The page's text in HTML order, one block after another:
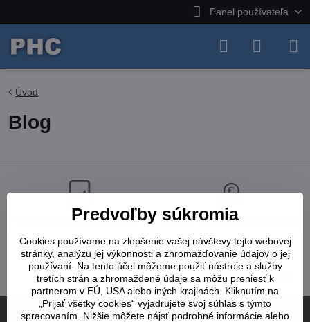
Panel používateľa
Úvod
Blog
všetky produkty skladom výkup výpočtovej techniky
prenájom IT likvidácia elektroodpadu
©2026Copyright
Predvoľby súkromia
Cookies používame na zlepšenie vašej návštevy tejto webovej
stránky, analýzu jej výkonnosti a zhromažďovanie údajov o jej
používaní. Na tento účel môžeme použiť nástroje a služby
tretích strán a zhromaždené údaje sa môžu preniesť k
partnerom v EÚ, USA alebo iných krajinách. Kliknutím na
„Prijať všetky cookies“ vyjadrujete svoj súhlas s týmto
spracovaním. Nižšie môžete nájsť podrobné informácie alebo